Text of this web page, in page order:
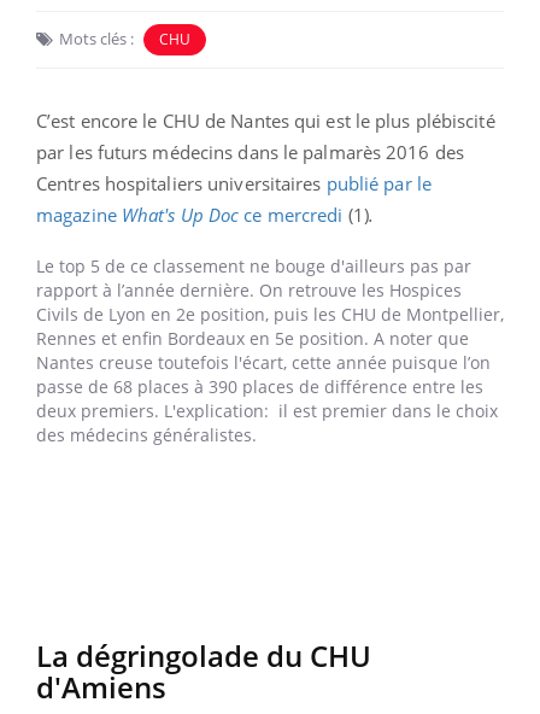
Mots clés : CHU
C’est encore le CHU de Nantes qui est le plus plébiscité
par les futurs médecins dans le palmarès 2016 des
Centres hospitaliers universitaires publié par le
magazine What's Up Doc ce mercredi (1).
Le top 5 de ce classement ne bouge d'ailleurs pas par
rapport à l’année dernière. On retrouve les Hospices
Civils de Lyon en 2e position, puis les CHU de Montpellier,
Rennes et enfin Bordeaux en 5e position. A noter que
Nantes creuse toutefois l'écart, cette année puisque l’on
passe de 68 places à 390 places de différence entre les
deux premiers. L'explication: il est premier dans le choix
des médecins généralistes.
La dégringolade du CHU
d'Amiens